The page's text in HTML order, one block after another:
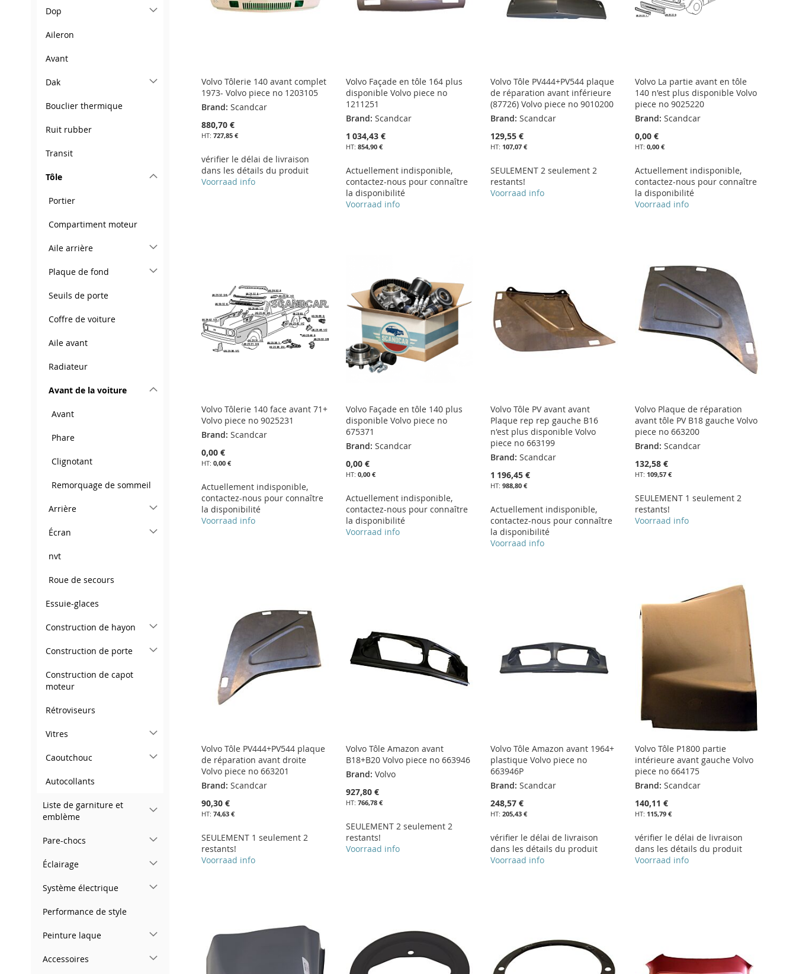
Volvo Tôlerie 140 avant complet
1973- Volvo piece no 1203105
Brand: Scandcar
880,70 €
727,85 €
vérifier le délai de livraison
dans les détails du produit
Voorraad info
Ajouter au panier
AJOUTER
ÀAJOUTER
Volvo Façade en tôle 164 plus
disponible Volvo piece no
1211251
Brand: Scandcar
1 034,43 €
854,90 €
Actuellement indisponible,
contactez-nous pour connaître
la disponibilité
Voorraad info
Ajouter au panier
AJOUTER
ÀAJOUTER
Volvo Tôle PV444+PV544 plaque
de réparation avant inférieure
(87726) Volvo piece no 9010200
Brand: Scandcar
129,55 €
107,07 €
SEULEMENT 2 seulement 2
restants!
Voorraad info
À
MA
LISTE
D’ENVIE
AJOUTER
AU
COMPARATEUR
Volvo La partie avant en tôle
140 n'est plus disponible Volvo
piece no 9025220
Brand: Scandcar
0,00 €
0,00 €
Actuellement indisponible,
contactez-nous pour connaître
la disponibilité
Voorraad info
Ajouter au panier
AJOUTER
ÀAJOUTER
Volvo Tôlerie 140 face avant 71+
Volvo piece no 9025231
Brand: Scandcar
0,00 €
0,00 €
Actuellement indisponible,
contactez-nous pour connaître
la disponibilité
Voorraad info
AJOUTER
À
MA
LISTE
AJOUTER
AU
COMPARATEUR
Volvo Façade en tôle 140 plus
disponible Volvo piece no
675371
Brand: Scandcar
0,00 €
0,00 €
Actuellement indisponible,
contactez-nous pour connaître
la disponibilité
Voorraad info
Ajouter au panier
D’ENVIE
Volvo Tôle PV avant avant
Plaque rep rep gauche B16
n'est plus disponible Volvo
piece no 663199
Brand: Scandcar
1 196,45 €
988,80 €
Actuellement indisponible,
contactez-nous pour connaître
la disponibilité
Voorraad info
AJOUTER
À
MA
LISTE
AJOUTER
AU
COMPARATEUR
Volvo Plaque de réparation
avant tôle PV B18 gauche Volvo
piece no 663200
Brand: Scandcar
132,58 €
109,57 €
SEULEMENT 1 seulement 2
restants!
Voorraad info
AJOUTER
À
MA
LISTE
AJOUTER
AU
COMPARATEUR
Volvo Tôle PV444+PV544 plaque
de réparation avant droite
Volvo piece no 663201
Brand: Scandcar
90,30 €
74,63 €
SEULEMENT 1 seulement 2
restants!
Voorraad info
LISTE
COMPARATEUR
Volvo Tôle Amazon avant
B18+B20 Volvo piece no 663946
Brand: Volvo
927,80 €
766,78 €
SEULEMENT 2 seulement 2
restants!
Voorraad info
Ajouter au panier
AJOUTER
À
MA
AJOUTER
AU
Volvo Tôle Amazon avant 1964+
plastique Volvo piece no
663946P
Brand: Scandcar
248,57 €
205,43 €
vérifier le délai de livraison
dans les détails du produit
Voorraad info
LISTE
COMPARATEUR
Volvo Tôle P1800 partie
intérieure avant gauche Volvo
piece no 664175
Brand: Scandcar
140,11 €
115,79 €
vérifier le délai de livraison
dans les détails du produit
Voorraad info
LISTE
COMPARATEUR
Dop
Aileron
Avant
Dak
Bouclier thermique
Ruit rubber
Transit
Tôle
Portier
Compartiment moteur
Aile arrière
Plaque de fond
Seuils de porte
Coffre de voiture
Aile avant
Radiateur
Avant de la voiture
Avant
Phare
Clignotant
Remorquage de sommeil
Arrière
Écran
nvt
Roue de secours
Essuie-glaces
Construction de hayon
Construction de porte
Construction de capot
moteur
Rétroviseurs
Vitres
Caoutchouc
Autocollants
Liste de garniture et
emblème
Pare-chocs
Éclairage
Système électrique
Performance de style
Peinture laque
Accessoires